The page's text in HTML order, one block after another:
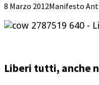
8 Marzo 2012Manifesto
Liberi tutti, anche